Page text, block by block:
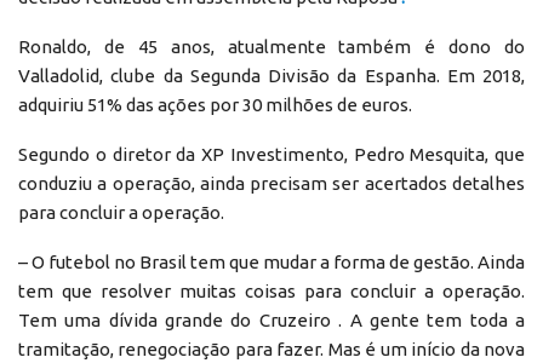
Ronaldo, de 45 anos, atualmente também é dono do
Valladolid, clube da Segunda Divisão da Espanha. Em 2018,
adquiriu 51% das ações por 30 milhões de euros.
Segundo o diretor da XP Investimento, Pedro Mesquita, que
conduziu a operação, ainda precisam ser acertados detalhes
para concluir a operação.
– O futebol no Brasil tem que mudar a forma de gestão. Ainda
tem que resolver muitas coisas para concluir a operação.
Tem uma dívida grande do Cruzeiro . A gente tem toda a
tramitação, renegociação para fazer. Mas é um início da nova